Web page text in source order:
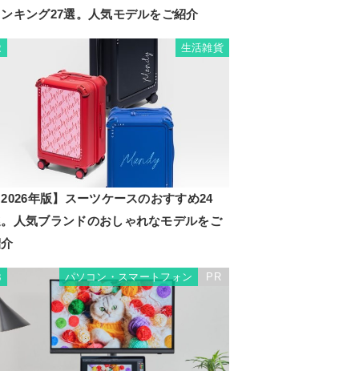
キング27選。人気モデルをご紹介
生活雑貨
年版】スーツケースのおすすめ24
人気ブランドのおしゃれなモデルをご
パソコン・スマートフォン PR